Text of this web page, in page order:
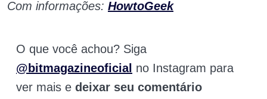
Com informações: HowtoGeek
O que você achou? Siga
@bitmagazineoficial no Instagram para
ver mais e deixar seu comentário